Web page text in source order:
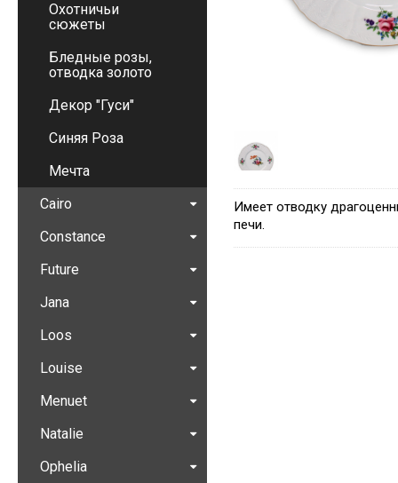
Имеет отводку
печи.
Охотничьи
сюжеты
Бледные розы,
отводка золото
Декор "Гуси"
Синяя Роза
Мечта
Cairo
Constance
Future
Jana
Loos
Louise
Menuet
Natalie
Ophelia